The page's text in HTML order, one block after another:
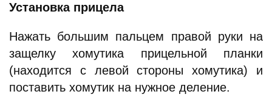
Установка прицела
Нажать большим пальцем правой руки на
защелку хомутика прицельной планки
(находится с левой стороны хомутика) и
поставить хомутик на нужное деление.